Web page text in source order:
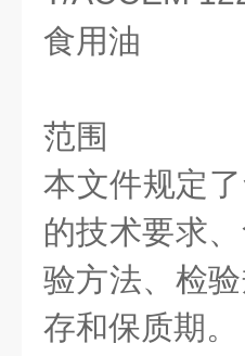
食用油
范围
本文件规定
的技术要求
验方法、检
存和保质期。